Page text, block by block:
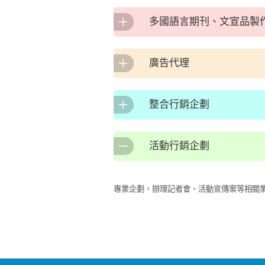
多國語言期刊、文宣品製
廣告代理
整合行銷企劃
活動行銷企劃
專業企劃，辦理記者會、活動宣傳案等相關